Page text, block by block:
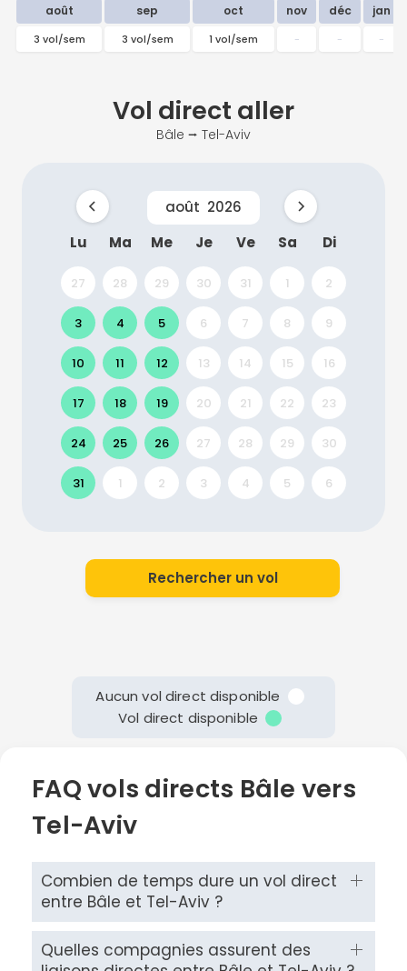
août sep oct nov déc jan
3 vol/sem 3 vol/sem 1 vol/sem - - -
Vol direct aller
Bâle ⭢ Tel-Aviv
août 2026
Lu
Ma Me Je Ve Sa Di
27 28 29 30 31 1 2
3 4 5 6 7 8 9
10 11 12 13 14 15 16
17 18 19 20 21 22 23
24 25 26 27 28 29 30
31 1 2 3 4 5 6
Rechercher un vol
Aucun vol direct disponible
Vol direct disponible
FAQ vols directs Bâle vers
Tel-Aviv
Combien de temps dure un vol direct
entre Bâle et Tel-Aviv ?
Quelles compagnies assurent des